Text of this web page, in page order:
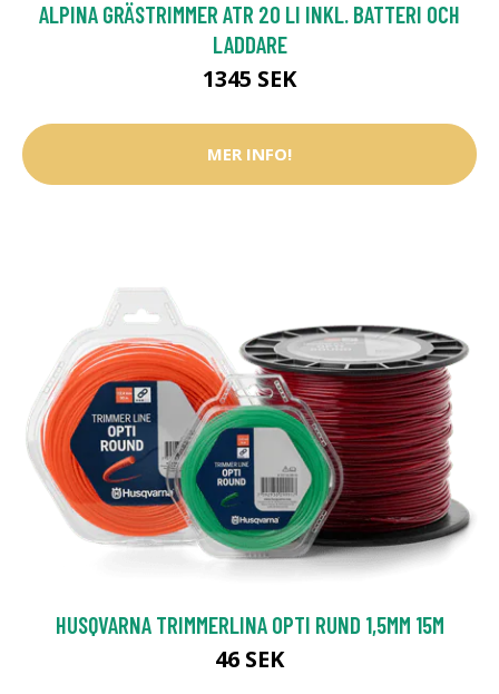
ALPINA GRÄSTRIMMER ATR 20 LI INKL. BATTERI OCH
LADDARE
1345 SEK
MER INFO!
HUSQVARNA TRIMMERLINA OPTI RUND 1,5MM 15M
46 SEK